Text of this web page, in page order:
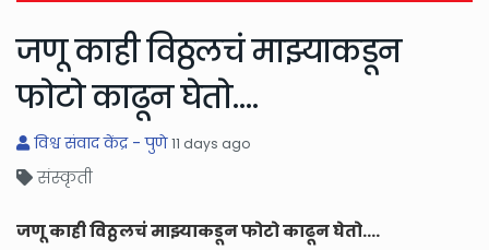
जणू काही विठ्ठलचं माझ्याकडून
फोटो काढून घेतो....
विश्व संवाद केंद्र - पुणे 11 days ago
संस्कृती
जणू काही विठ्ठलचं माझ्याकडून फोटो काढून घेतो....